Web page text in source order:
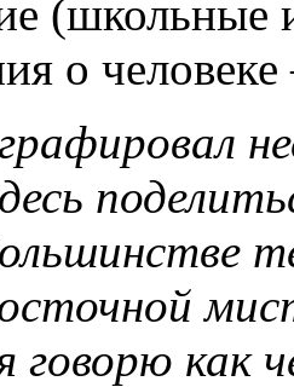
(школьные
о
говорю как